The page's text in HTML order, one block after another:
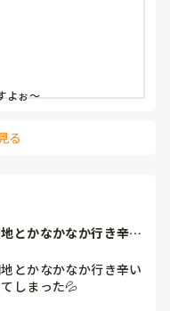
よぉ〜
る
とかなかなか行き辛い
とかなかなか行き辛い
しまった💦